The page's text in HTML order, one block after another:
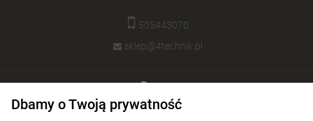
505443070
sklep@4technik.pl
Pomoc
Dbamy o Twoją prywatność